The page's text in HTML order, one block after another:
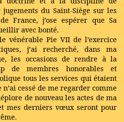
du Saint-Siège sur les
France, j’ose espérer que Sa
avec bonté.
vénérable Pie VII de l’exercice
j’ai recherché, dans ma
les occasions de rendre à la
de membres honorables et
tous les services qui étaient
cessé de me regarder comme
de nouveau les actes de ma
mes derniers vœux seront pour